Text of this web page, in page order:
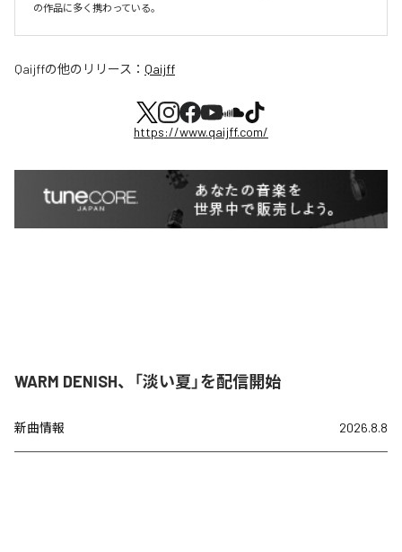
の作品に多く携わっている。
Qaijffの他のリリース： Qaijff
https://www.qaijff.com/
WARM DENISH、「淡い夏」を配信開始
新曲情報 2026.8.8